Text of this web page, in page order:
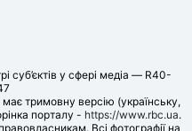
суб’єктів у сфері медіа — R40-
тримовну версію (українську,
порталу - https://www.rbc.ua.
Всі фотографії на